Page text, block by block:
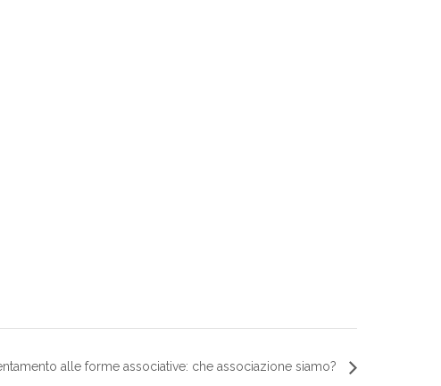
alle forme associative: che associazione siamo?